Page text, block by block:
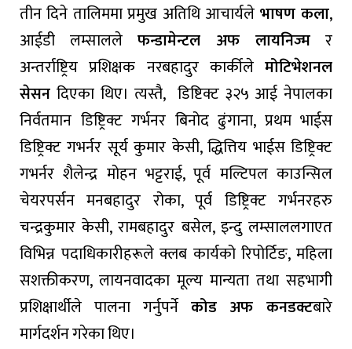
तीन दिने तालिममा प्रमुख अतिथि आचार्यले भाषण कला,
आईडी लम्साललेफन्डामेन्टल अफ लायनिज्मर
अन्तर्राष्ट्रिय प्रशिक्षक नरबहादुर कार्कीले मोटिभेशनल
सेसन दिएका थिए। त्यस्तै, डिष्टिक्ट ३२५ आई नेपालका
निर्वतमान डिष्ट्रिक्ट गर्भनर बिनोद ढुंगाना, प्रथम भाईस
डिष्ट्रिक्ट गभर्नर सूर्य कुमार केसी, द्धित्तिय भाईस डिष्ट्रिक्ट
गभर्नर शैलेन्द्र मोहन भट्टराई, पूर्व मल्टिपल काउन्सिल
चेयरपर्सन मनबहादुर रोका, पूर्व डिष्ट्रिक्ट गर्भनरहरु
चन्द्रकुमार केसी, रामबहादुर बसेल, इन्दु लम्साललगाएत
विभिन्न पदाधिकारीहरूले क्लब कार्यको रिपोर्टिङ, महिला
सशक्तीकरण, लायनवादका मूल्य मान्यता तथा सहभागी
प्रशिक्षार्थीले पालना गर्नुपर्ने कोड अफ कनडक्टबारे
मार्गदर्शन गरेका थिए।